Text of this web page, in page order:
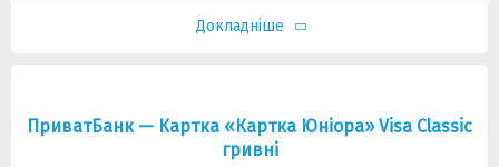
Докладніше
ПриватБанк — Картка «Картка Юніора» Visa Classic
гривні